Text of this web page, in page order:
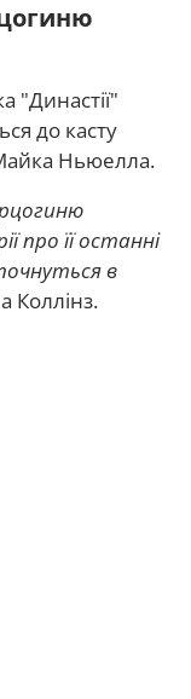
"Династії"
до касту
Ньюелла.
про її останні
в
Коллінз.